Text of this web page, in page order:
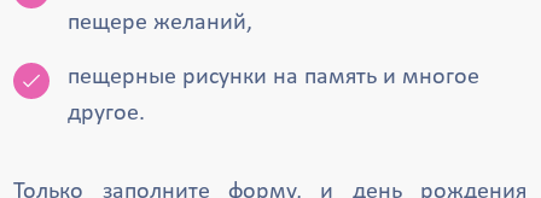
пещере желаний,
пещерные рисунки на память и многое
другое.
Только заполните форму, и день рождения